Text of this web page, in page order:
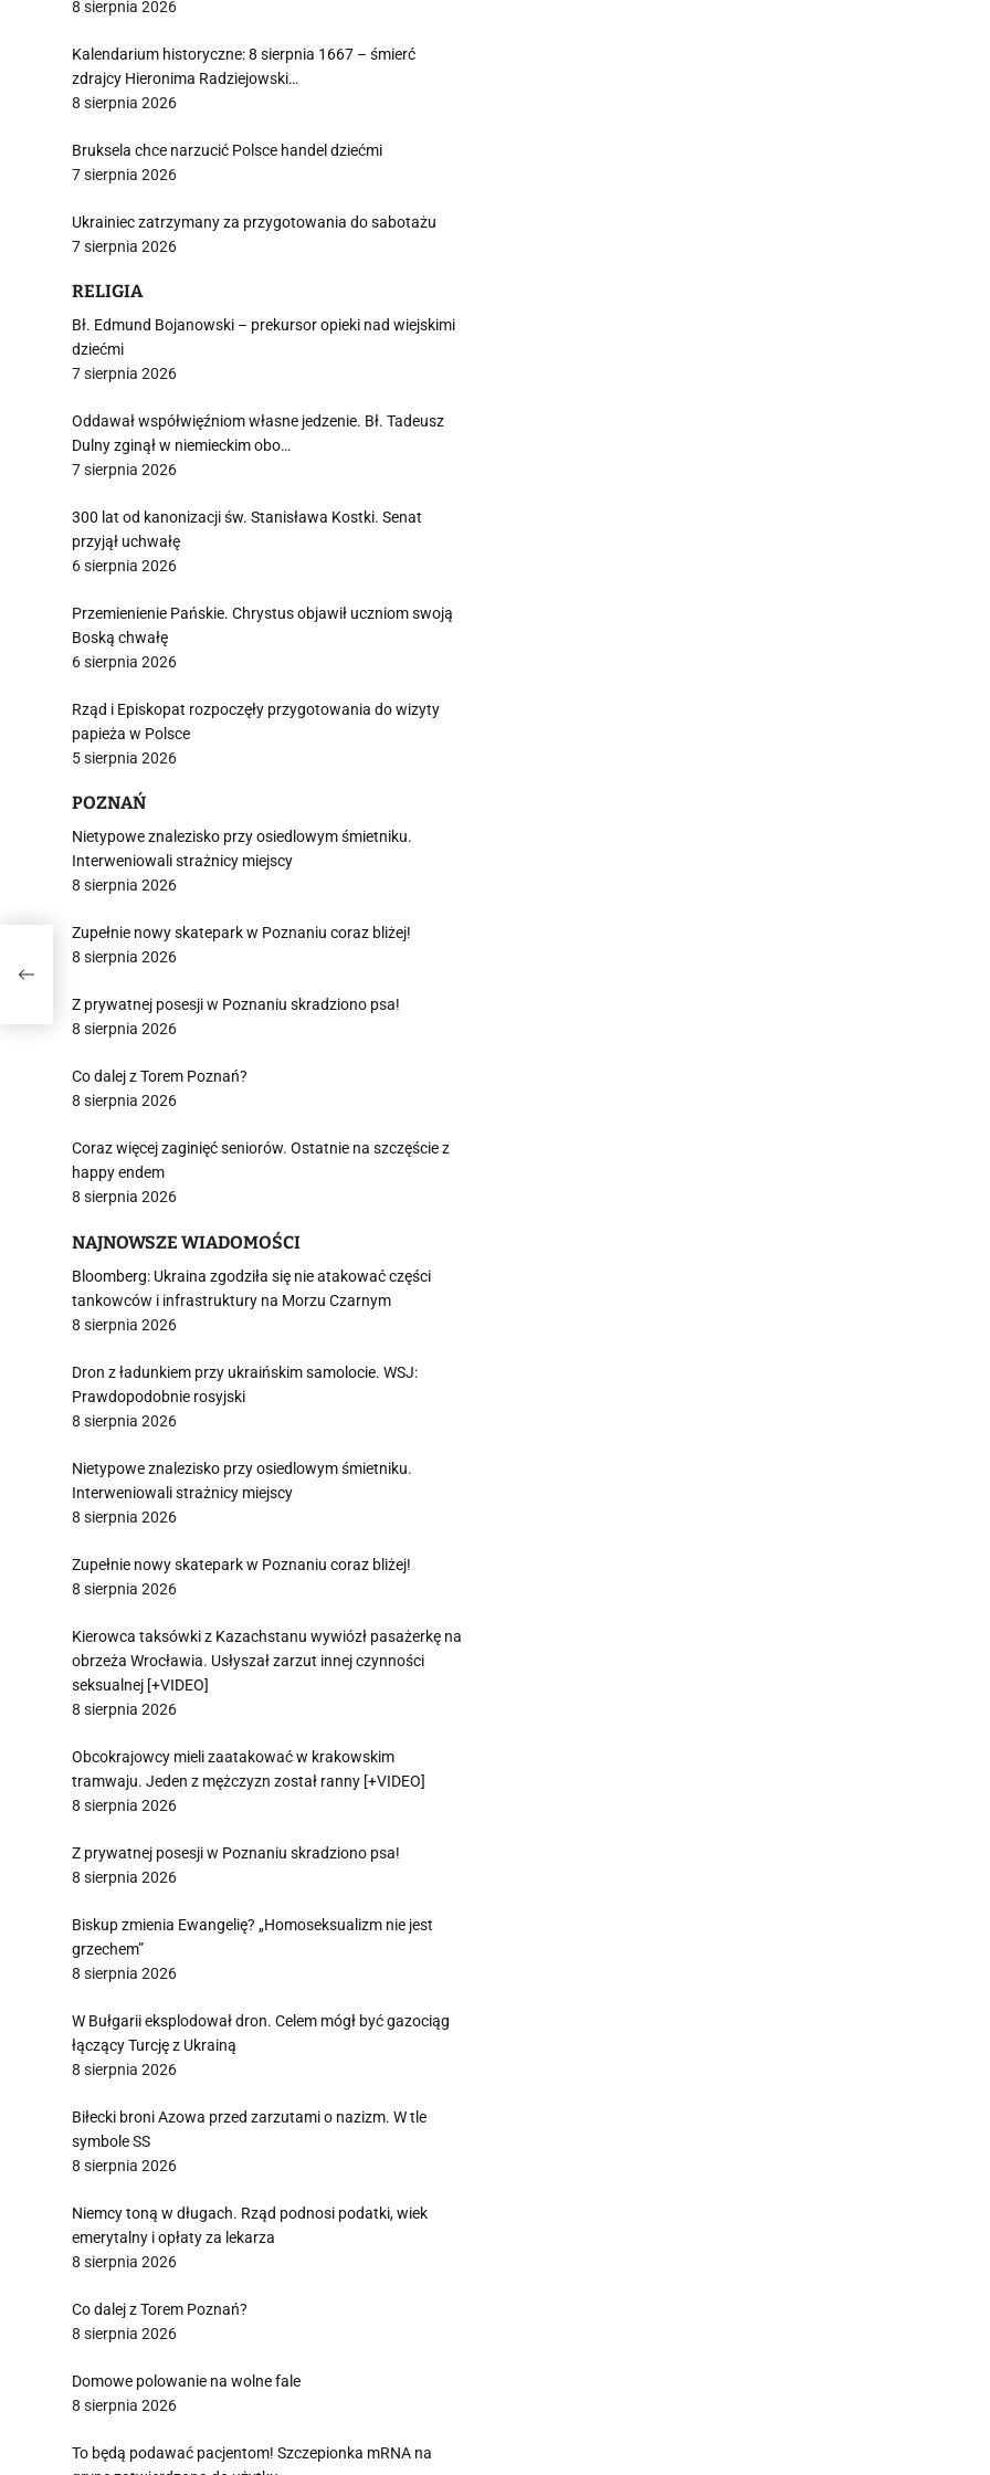
8 sierpnia 2026
Kalendarium historyczne: 8 sierpnia 1667 – śmierć
zdrajcy Hieronima Radziejowski…
8 sierpnia 2026
Bruksela chce narzucić Polsce handel dziećmi
7 sierpnia 2026
Ukrainiec zatrzymany za przygotowania do sabotażu
7 sierpnia 2026
RELIGIA
Bł. Edmund Bojanowski – prekursor opieki nad wiejskimi
dziećmi
7 sierpnia 2026
Oddawał współwięźniom własne jedzenie. Bł. Tadeusz
Dulny zginął w niemieckim obo…
7 sierpnia 2026
300 lat od kanonizacji św. Stanisława Kostki. Senat
przyjął uchwałę
6 sierpnia 2026
Przemienienie Pańskie. Chrystus objawił uczniom swoją
Boską chwałę
6 sierpnia 2026
Rząd i Episkopat rozpoczęły przygotowania do wizyty
papieża w Polsce
5 sierpnia 2026
POZNAŃ
Nietypowe znalezisko przy osiedlowym śmietniku.
Interweniowali strażnicy miejscy
8 sierpnia 2026
Zupełnie nowy skatepark w Poznaniu coraz bliżej!
8 sierpnia 2026
Z prywatnej posesji w Poznaniu skradziono psa!
8 sierpnia 2026
Co dalej z Torem Poznań?
8 sierpnia 2026
Coraz więcej zaginięć seniorów. Ostatnie na szczęście z
happy endem
8 sierpnia 2026
NAJNOWSZE WIADOMOŚCI
Bloomberg: Ukraina zgodziła się nie atakować części
tankowców i infrastruktury na Morzu Czarnym
8 sierpnia 2026
Dron z ładunkiem przy ukraińskim samolocie. WSJ:
Prawdopodobnie rosyjski
8 sierpnia 2026
Nietypowe znalezisko przy osiedlowym śmietniku.
Interweniowali strażnicy miejscy
8 sierpnia 2026
Zupełnie nowy skatepark w Poznaniu coraz bliżej!
8 sierpnia 2026
Kierowca taksówki z Kazachstanu wywiózł pasażerkę na
obrzeża Wrocławia. Usłyszał zarzut innej czynności
seksualnej [+VIDEO]
8 sierpnia 2026
Obcokrajowcy mieli zaatakować w krakowskim
tramwaju. Jeden z mężczyzn został ranny [+VIDEO]
8 sierpnia 2026
Z prywatnej posesji w Poznaniu skradziono psa!
8 sierpnia 2026
Biskup zmienia Ewangelię? „Homoseksualizm nie jest
grzechem”
8 sierpnia 2026
W Bułgarii eksplodował dron. Celem mógł być gazociąg
łączący Turcję z Ukrainą
8 sierpnia 2026
Biłecki broni Azowa przed zarzutami o nazizm. W tle
symbole SS
8 sierpnia 2026
Niemcy toną w długach. Rząd podnosi podatki, wiek
emerytalny i opłaty za lekarza
8 sierpnia 2026
Co dalej z Torem Poznań?
8 sierpnia 2026
Domowe polowanie na wolne fale
8 sierpnia 2026
To będą podawać pacjentom! Szczepionka mRNA na